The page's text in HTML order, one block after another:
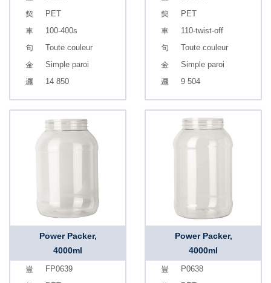
PET
100-400s
Toute couleur
Simple paroi
14 850
PET
110-twist-off
Toute couleur
Simple paroi
9 504
Power Packer,
4000ml
FP0639
Power Packer,
4000ml
P0638